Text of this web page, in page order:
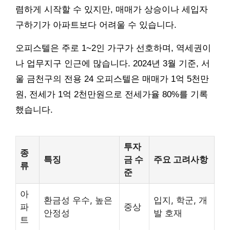
렴하게 시작할 수 있지만, 매매가 상승이나 세입자
구하기가 아파트보다 어려울 수 있습니다.
오피스텔은 주로 1~2인 가구가 선호하며, 역세권이
나 업무지구 인근에 많습니다. 2024년 3월 기준, 서
울 금천구의 전용 24 오피스텔은 매매가 1억 5천만
원, 전세가 1억 2천만원으로 전세가율 80%를 기록
했습니다.
종
류
특징
투자
금 수
준
주요 고려사항
아
파
트
환금성 우수, 높은
안정성
중상
입지, 학군, 개
발 호재